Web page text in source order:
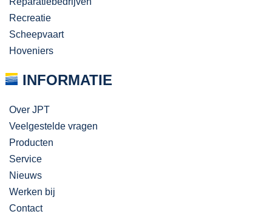
Recreatie
Scheepvaart
Hoveniers
INFORMATIE
Over JPT
Veelgestelde vragen
Producten
Service
Nieuws
Werken bij
Contact